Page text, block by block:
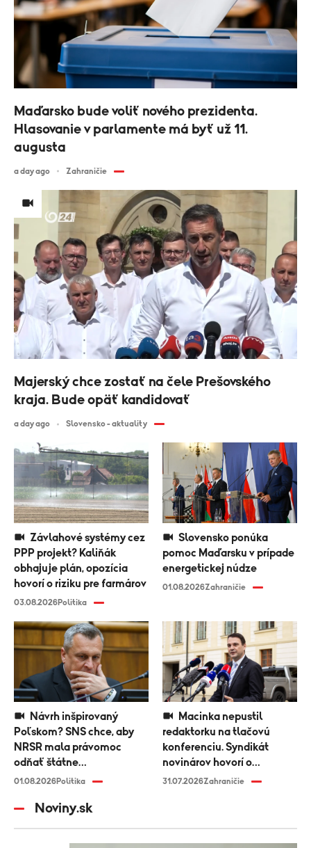
Maďarsko bude voliť nového prezidenta.
Hlasovanie v parlamente má byť už 11.
augusta
a day ago Zahraničie
Majerský chce zostať na čele Prešovského
kraja. Bude opäť kandidovať
a day ago Slovensko - aktuality
PPP projekt? Kaliňák
obhajuje plán, opozícia
hovorí o riziku pre farmárov
03.08.2026Politika
pomoc Maďarsku v prípade
energetickej núdze
01.08.2026Zahraničie
Poľskom? SNS chce, aby
NRSR mala právomoc
odňať štátne
vyznamenanie
01.08.2026Politika
redaktorku na tlačovú
konferenciu. Syndikát
novinárov hovorí o
diskriminácii médií
31.07.2026Zahraničie
Noviny.sk